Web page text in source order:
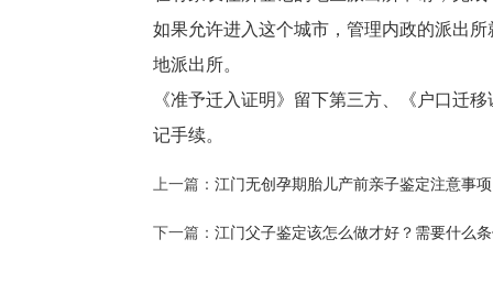
如果允许进入这个城市，管理内政的派出
地派出所。
《准予迁入证明》留下第三方、《户口迁
记手续。
上一篇： 江门无创孕期胎儿产前亲子鉴定注意事项
下一篇： 江门父子鉴定该怎么做才好？需要什么